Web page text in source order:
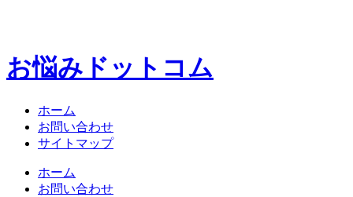
お悩みドットコム
ホーム
お問い合わせ
サイトマップ
ホーム
お問い合わせ